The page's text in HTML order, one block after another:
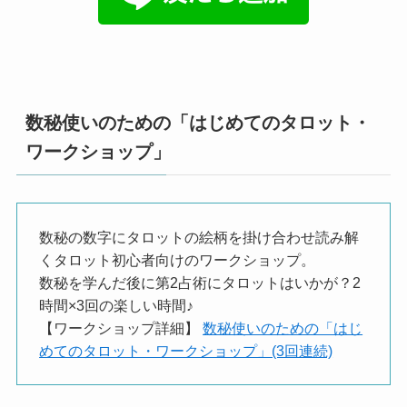
数秘使いのための「はじめてのタロット・
ワークショップ」
数秘の数字にタロットの絵柄を掛け合わせ読み解
くタロット初心者向けのワークショップ。
数秘を学んだ後に第2占術にタロットはいかが？2
時間×3回の楽しい時間♪
【ワークショップ詳細】数秘使いのための「はじ
めてのタロット・ワークショップ」(3回連続)